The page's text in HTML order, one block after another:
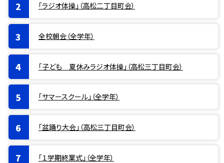
「ラジオ体操」（高松二丁目町会）
全校朝会（全学年）
「子ども 夏休みラジオ体操」（高松三丁目町会）
「サマースクール」（全学年）
「盆踊り大会」（高松三丁目町会）
「１学期終業式」（全学年）